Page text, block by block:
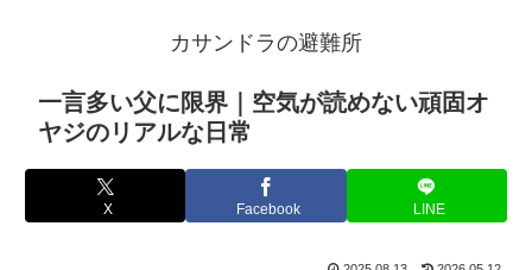
カサンドラの避難所
一言多い父に限界｜空気が読めない頑固オ
ヤジのリアルな日常
X Facebook LINE